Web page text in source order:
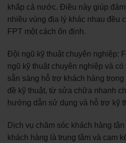
khắp cả nước. Điều này giúp
nhiều vùng địa lý khác nhau đều
FPT một cách ổn định.
Đội ngũ kỹ thuật chuyên nghiệp:
ngũ kỹ thuật chuyên nghiệp và
sẵn sàng hỗ trợ khách hàng
đề kỹ thuật, từ sửa chữa nhanh
hướng dẫn sử dụng và hỗ trợ kỹ
Dịch vụ chăm sóc khách hàng
khách hàng là trung tâm và cam